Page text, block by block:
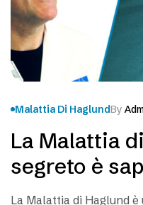
Malattia Di HaglundBy
La Malattia
segreto è
La Malattia di Haglund